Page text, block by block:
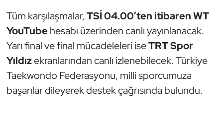
Tüm karşılaşmalar,TSİ 04.00’ten itibaren WT
YouTube hesabı üzerinden canlı yayınlanacak.
Yarı final ve final mücadeleleri iseTRT Spor
Yıldızekranlarından canlı izlenebilecek. Türkiye
Taekwondo Federasyonu, milli sporcumuza
başarılar dileyerek destek çağrısında bulundu.
Modern Pentatlon
Motor Sporları
Muay Thai
Okçuluk